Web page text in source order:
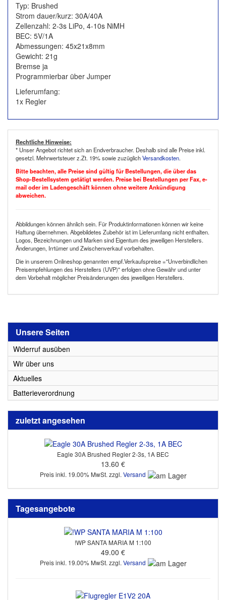
Typ: Brushed
Strom dauer/kurz: 30A/40A
Zellenzahl: 2-3s LiPo, 4-10s NiMH
BEC: 5V/1A
Abmessungen: 45x21x8mm
Gewicht: 21g
Bremse ja
Programmierbar über Jumper
Lieferumfang:
1x Regler
Rechtliche Hinweise:
* Unser Angebot richtet sich an Endverbraucher. Deshalb sind alle Preise inkl.
gesetzl. Mehrwertsteuer z.Zt. 19% sowie zuzüglichVersandkosten.
Bitte beachten, alle Preise sind gültig für Bestellungen, die über das
Shop-Bestellsystem getätigt werden. Preise bei Bestellungen per Fax, e-
mail oder im Ladengeschäft können ohne weitere Ankündigung
abweichen.
Abbildungen können ähnlich sein. Für Produktinformationen können wir keine
Haftung übernehmen. Abgebildetes Zubehör ist im Lieferumfang nicht enthalten.
Logos, Bezeichnungen und Marken sind Eigentum des jeweiligen Herstellers.
Änderungen, Irrtümer und Zwischenverkauf vorbehalten.
Die in unserem Onlineshop genannten empf.Verkaufspreise ="Unverbindlichen
Preisempfehlungen des Herstellers (UVP)" erfolgen ohne Gewähr und unter
dem Vorbehalt möglicher Preisänderungen des jeweiligen Herstellers.
Unsere Seiten
Widerruf ausüben
Wir über uns
Aktuelles
Batterieverordnung
zuletzt angesehen
Eagle 30A Brushed Regler 2-3s, 1A BEC
13.60 €
Preis inkl. 19.00% MwSt. zzgl.Versand
Tagesangebote
!WP SANTA MARIA M 1:100
49.00 €
Preis inkl. 19.00% MwSt. zzgl. Versand